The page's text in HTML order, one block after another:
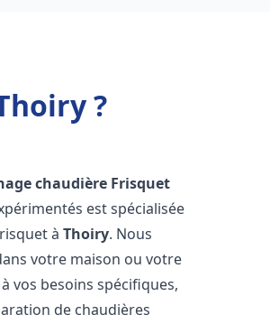
?
chaudière Frisquet
est spécialisée
àThoiry. Nous
votre maison ou votre
vos besoins spécifiques,
de chaudières